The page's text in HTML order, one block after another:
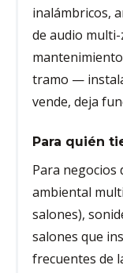
inalámbricos,
de audio
tramo —
vende, deja
Para quién
Para negocios
ambiental
salones),
salones que
frecuentes de